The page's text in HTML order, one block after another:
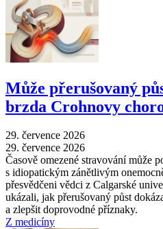
Může přerušovaný
brzda Crohnovy
29. července 2026
29. července 2026
Časově omezené stravování může
s idiopatickým zánětlivým
přesvědčeni vědci z Calgarské
ukázali, jak přerušovaný půst
a zlepšit doprovodné příznaky.
Z medicíny